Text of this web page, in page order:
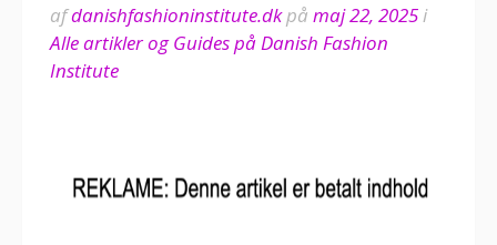
afdanishfashioninstitute.dkpå maj 22, 2025i
Alle artikler og Guides på Danish Fashion
Institute